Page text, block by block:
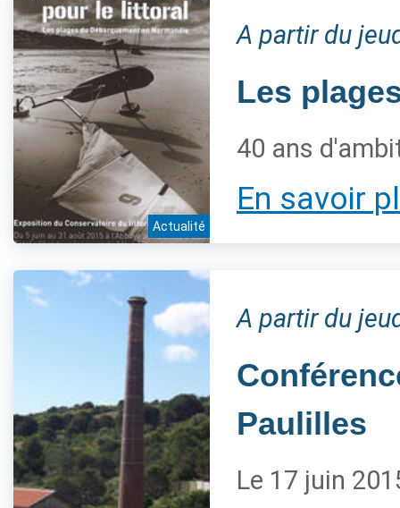
Actualité
A partir du
Les
40 ans
En savoir
A partir du
Paulilles
Le 17 juin